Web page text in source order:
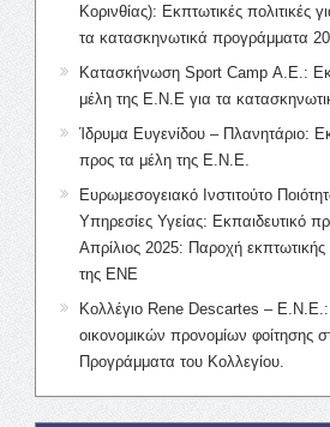
Κορινθίας): Εκπτωτικές πολιτικές
τα κατασκηνωτικά προγράμματα
Κατασκήνωση Sport Camp Α.Ε.:
μέλη της Ε.Ν.Ε για τα
Ίδρυμα Ευγενίδου – Πλανητάριο:
προς τα μέλη της Ε.Ν.Ε.
Ευρωμεσογειακό Ινστιτούτο
Υπηρεσίες Υγείας: Εκπαιδευτικό
Απρίλιος 2025: Παροχή εκπτωτικής
της ΕΝΕ
Κολλέγιο Rene Descartes – Ε.Ν.Ε.:
οικονομικών προνομίων φοίτησης
Προγράμματα του Κολλεγίου.